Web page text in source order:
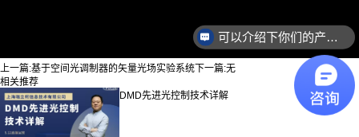
上一篇:基于空间光调制器的矢量光场实验系统下一篇:无
相关推荐
DMD先进光控制技术详解
可以介绍下你们的产品么？